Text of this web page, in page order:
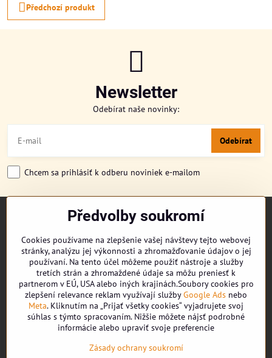
Předchozí produkt
Newsletter
Odebírat naše novinky:
Odebírat
Chcem sa prihlásiť k odberu noviniek e-mailom
CUKRONOVINKY
DORUČENÍ OBJEDNÁVKY
REKLAMAČNÍ ŘÁD
OBCHODNÍ PODMÍNKY
KONTAKT
Předvolby soukromí
Cookies používame na zlepšenie vašej návštevy tejto webovej
stránky, analýzu jej výkonnosti a zhromažďovanie údajov o jej
používaní. Na tento účel môžeme použiť nástroje a služby
tretích strán a zhromaždené údaje sa môžu preniesť k
partnerom v EÚ, USA alebo iných krajinách.Soubory cookies pro
zlepšení relevance reklam využívají službyGoogle Ads nebo
Meta. Kliknutím na „Prijať všetky cookies“ vyjadrujete svoj
súhlas s týmto spracovaním. Nižšie môžete nájsť podrobné
informácie alebo upraviť svoje preferencie
Zásady ochrany soukromí